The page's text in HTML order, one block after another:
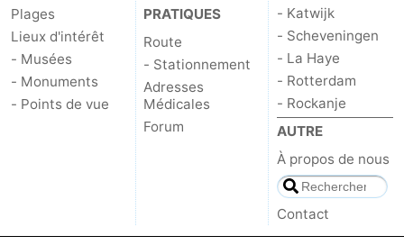
Plages
Lieux d'intérêt
- Musées
- Monuments
- Points de vue
PRATIQUES
Route
- Stationnement
Adresses
Médicales
Forum
- Katwijk
- Scheveningen
- La Haye
- Rotterdam
- Rockanje
AUTRE
À propos de nous
Contact